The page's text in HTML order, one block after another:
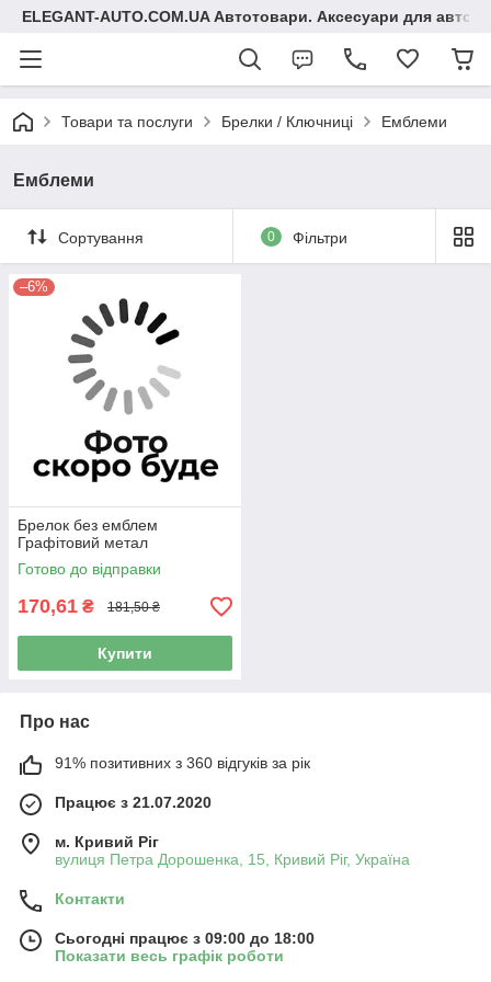
ELEGANT-AUTO.COM.UA Автотовари. Аксесуари для авто
Товари та послуги Брелки / Ключниці Емблеми
Емблеми
Сортування 0 Фільтри
–6%
Брелок без емблем
Графітовий метал
Готово до відправки
170,61 ₴ 181,50 ₴
Купити
Про нас
91% позитивних з 360 відгуків за рік
Працює з 21.07.2020
м. Кривий Ріг
вулиця Петра Дорошенка, 15, Кривий Ріг, Україна
Контакти
Сьогодні працює з 09:00 до 18:00
Показати весь графік роботи